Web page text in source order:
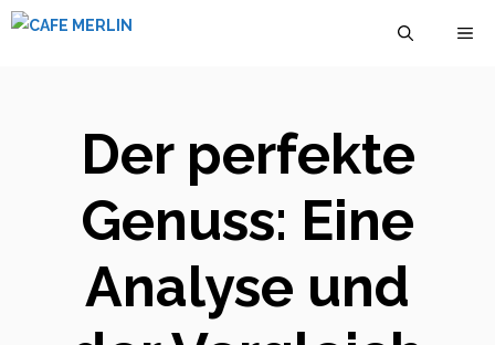
Zum
Der perfekte
Genuss: Eine
Analyse und